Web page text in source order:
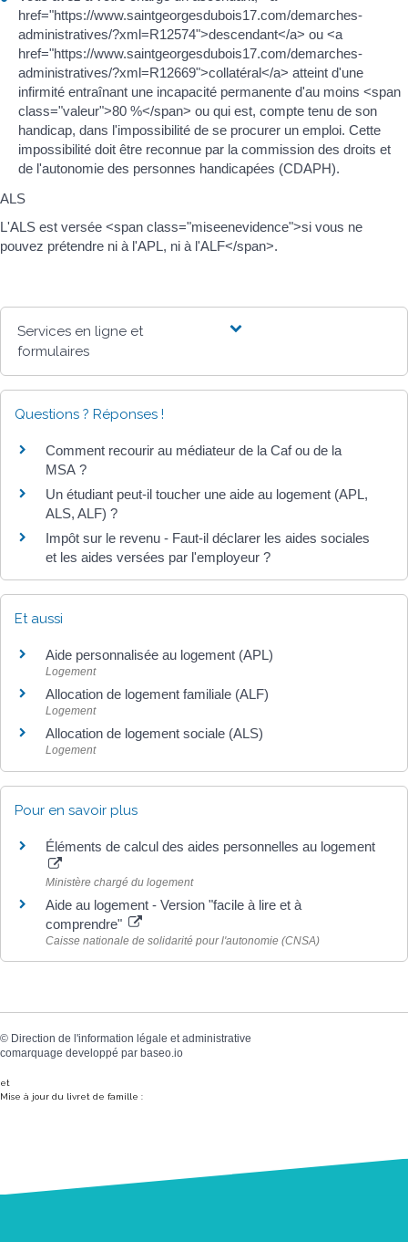
href="https://www.saintgeorgesdubois17.com/demarches-
administratives/?xml=R12574">descendant</a> ou <a
href="https://www.saintgeorgesdubois17.com/demarches-
administratives/?xml=R12669">collatéral</a> atteint d'une
infirmité entraînant une incapacité permanente d'au moins <span
class="valeur">80 %</span> ou qui est, compte tenu de son
handicap, dans l'impossibilité de se procurer un emploi. Cette
impossibilité doit être reconnue par la commission des droits et
de l'autonomie des personnes handicapées (CDAPH).
ALS
L'ALS est versée <span class="miseenevidence">si vous ne
pouvez prétendre ni à l'APL, ni à l'ALF</span>.
Services en ligne et
formulaires
Questions ? Réponses !
Comment recourir au médiateur de la Caf ou de la
MSA ?
Un étudiant peut-il toucher une aide au logement (APL,
ALS, ALF) ?
Impôt sur le revenu - Faut-il déclarer les aides sociales
et les aides versées par l'employeur ?
Et aussi
Aide personnalisée au logement (APL)
Logement
Allocation de logement familiale (ALF)
Logement
Allocation de logement sociale (ALS)
Logement
Pour en savoir plus
Éléments de calcul des aides personnelles au logement
Ministère chargé du logement
Aide au logement - Version "facile à lire et à
comprendre"
Caisse nationale de solidarité pour l'autonomie (CNSA)
© Direction de l'information légale et administrative
comarquage developpé par baseo.io
et
Mise à jour du livret de famille :